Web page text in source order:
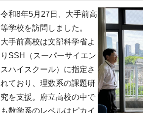
令和8年5月27日、大手前高
等学校を訪問しました。
大手前高校は文部科学省よ
りSSH（スーパーサイエン
スハイスクール）に指定さ
れており、理数系の課題研
究を支援。府立高校の中で
も数学系のレベルはピカイ